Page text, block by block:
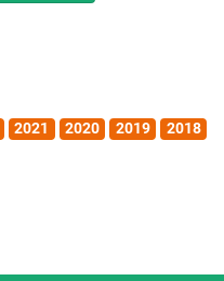
2021 2020 2019
2018